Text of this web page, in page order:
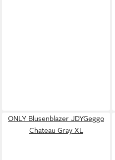
ONLY Blusenblazer JDYGeggo
Chateau Gray XL